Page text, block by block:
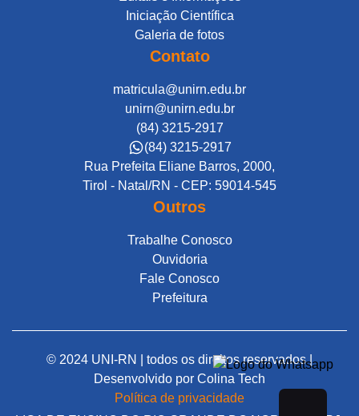
Iniciação Científica
Galeria de fotos
Contato
matricula@unirn.edu.br
unirn@unirn.edu.br
(84) 3215-2917
(84) 3215-2917
Rua Prefeita Eliane Barros, 2000,
Tirol - Natal/RN - CEP: 59014-545
Outros
Trabalhe Conosco
Ouvidoria
Fale Conosco
Prefeitura
© 2024 UNI-RN | todos os direitos reservados |
Desenvolvido por Colina Tech
Política de privacidade